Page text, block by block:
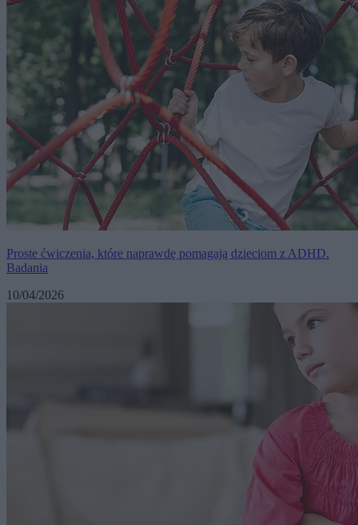
Proste ćwiczenia, które naprawdę pomagają dzieciom z ADHD.
Badania
10/04/2026